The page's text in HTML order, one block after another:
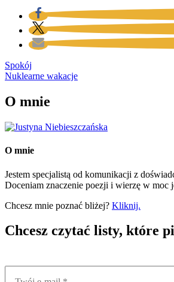
Nawigacja
wpisu
Spokój
Nuklearne wakacje
O mnie
O mnie
Jestem specjalistą od komunikacji z
Doceniam znaczenie poezji i wierzę w moc
Chcesz mnie poznać bliżej? Kliknij.
Chcesz czytać listy, które